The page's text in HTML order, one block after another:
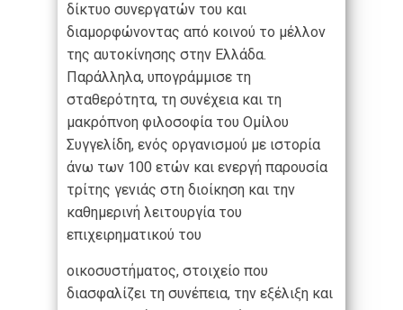
δίκτυο συνεργατών του και
διαμορφώνοντας από κοινού το μέλλον
της αυτοκίνησης στην Ελλάδα.
Παράλληλα, υπογράμμισε τη
σταθερότητα, τη συνέχεια και τη
μακρόπνοη φιλοσοφία του Ομίλου
Συγγελίδη, ενός οργανισμού με ιστορία
άνω των 100 ετών και ενεργή παρουσία
τρίτης γενιάς στη διοίκηση και την
καθημερινή λειτουργία του
επιχειρηματικού του
οικοσυστήματος, στοιχείο που
διασφαλίζει τη συνέπεια, την εξέλιξη και